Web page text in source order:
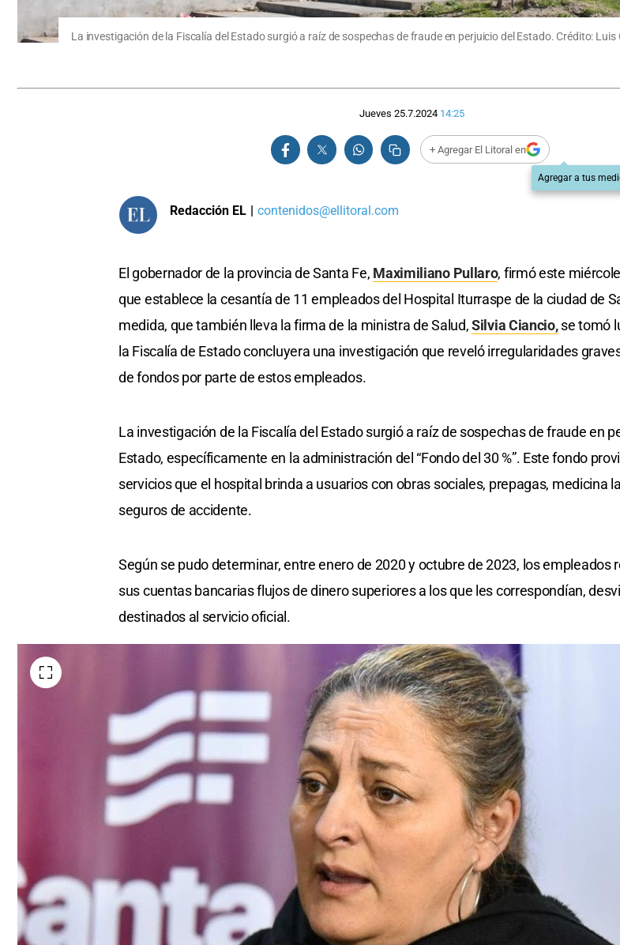
La investigación de la Fiscalía del Estado surgió a raíz de sospechas de fraude en perjuicio del Estado. Crédito: Luis
Jueves 25.7.2024 14:25
+ Agregar El Litoral en
Agregar a tus
Redacción EL | contenidos@ellitoral.com
El gobernador de la provincia de Santa Fe, Maximiliano Pullaro, firmó este
que establece la cesantía de 11 empleados del Hospital Iturraspe de la ciudad de
medida, que también lleva la firma de la ministra de Salud,Silvia Ciancio,se tomó
la Fiscalía de Estado concluyera una investigación que reveló irregularidades
de fondos por parte de estos empleados.
La investigación de la Fiscalía del Estado surgió a raíz de sospechas de fraude en
Estado, específicamente en la administración del “Fondo del 30 %”. Este fondo
servicios que el hospital brinda a usuarios con obras sociales, prepagas, medicina
seguros de accidente.
Según se pudo determinar, entre enero de 2020 y octubre de 2023, los empleados
sus cuentas bancarias flujos de dinero superiores a los que les correspondían,
destinados al servicio oficial.